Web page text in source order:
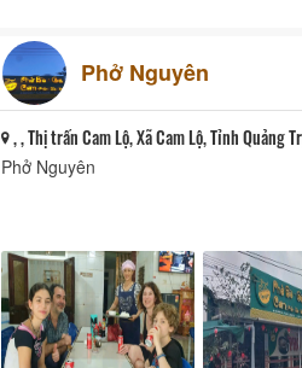
Phở Nguyên
, , Thị trấn Cam Lộ, Xã Cam Lộ, Tỉnh Quảng
Phở Nguyên